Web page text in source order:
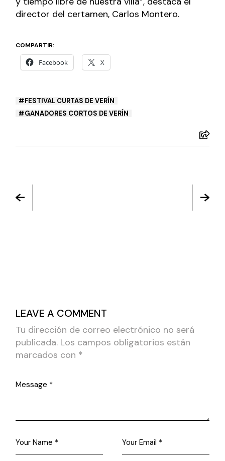
director del certamen, Carlos Montero.
COMPARTIR:
Facebook X
FESTIVAL CURTAS DE VERÍN
GANADORES CORTOS DE VERÍN
LEAVE A COMMENT
Tu dirección de correo electrónico no será
publicada. Los campos obligatorios están
marcados con *